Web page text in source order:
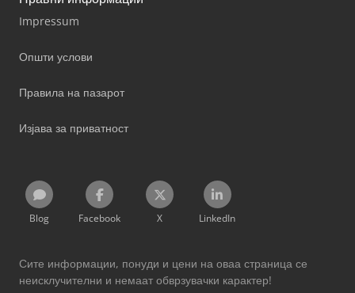
Impressum
Општи услови
Правила на пазарот
Изјава за приватност
Blog Facebook X LinkedIn
Сите информации, понуди и цени на оваа страница се
неисклучителни и немаат обврзувачки карактер!